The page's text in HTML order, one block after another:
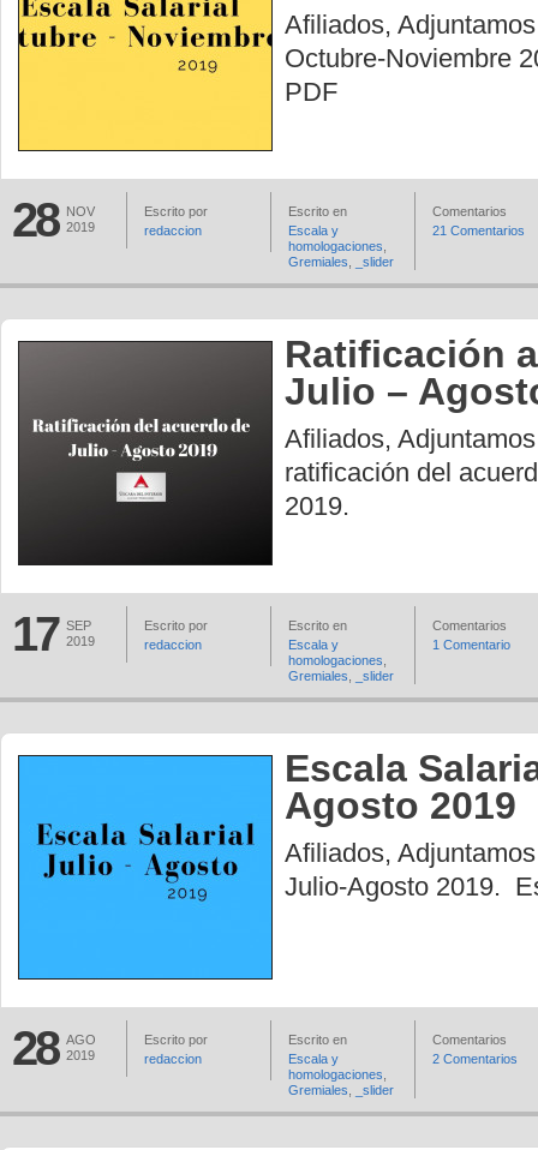
Afiliados,
Octubre-Noviembre
PDF
28
NOV
2019
Escrito por
redaccion
Escrito en
Escala y
homologaciones
Gremiales
_slider
Comentarios
21 Comentarios
Ratificación
Julio –
Afiliados,
ratificación del
2019.
17 SEP
2019
Escrito por
redaccion
Escrito en
Escala y
homologaciones
Gremiales
_slider
Comentarios
1 Comentario
Escala
Agosto 2019
Afiliados,
Julio-Agosto 2019.
28 AGO
2019
Escrito por
redaccion
Escrito en
Escala y
homologaciones
Gremiales
_slider
Comentarios
2 Comentarios